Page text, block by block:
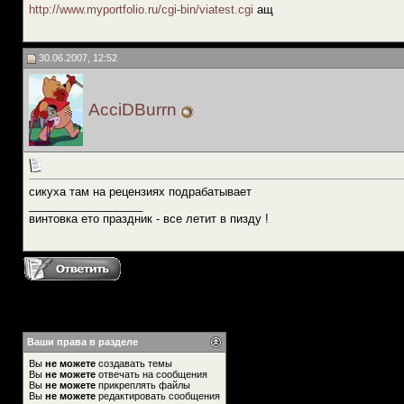
http://www.myportfolio.ru/cgi-bin/viatest.cgi ащ
30.06.2007, 12:52
AcciDBurrn
сикуха там на рецензиях подрабатывает
винтовка ето праздник - все летит в пизду !
Ваши права в разделе
Вы не можете создавать темы
Вы не можете отвечать на сообщения
Вы не можете прикреплять файлы
Вы не можете редактировать сообщения